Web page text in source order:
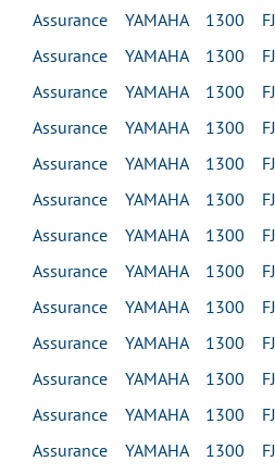
Assurance YAMAHA 1300
Assurance YAMAHA 1300
Assurance YAMAHA 1300
Assurance YAMAHA 1300
Assurance YAMAHA 1300
Assurance YAMAHA 1300
Assurance YAMAHA 1300
Assurance YAMAHA 1300
Assurance YAMAHA 1300
Assurance YAMAHA 1300
Assurance YAMAHA 1300
Assurance YAMAHA 1300
Assurance YAMAHA 1300